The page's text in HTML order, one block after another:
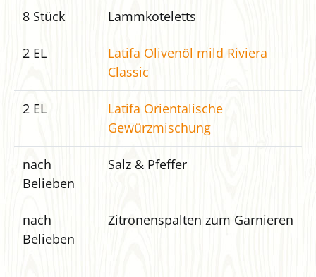
8 Stück Lammkoteletts
2 EL
Latifa Olivenöl mild Riviera
Classic
2 EL
Latifa Orientalische
Gewürzmischung
nach
Belieben
Salz & Pfeffer
nach
Belieben
Zitronenspalten zum Garnieren